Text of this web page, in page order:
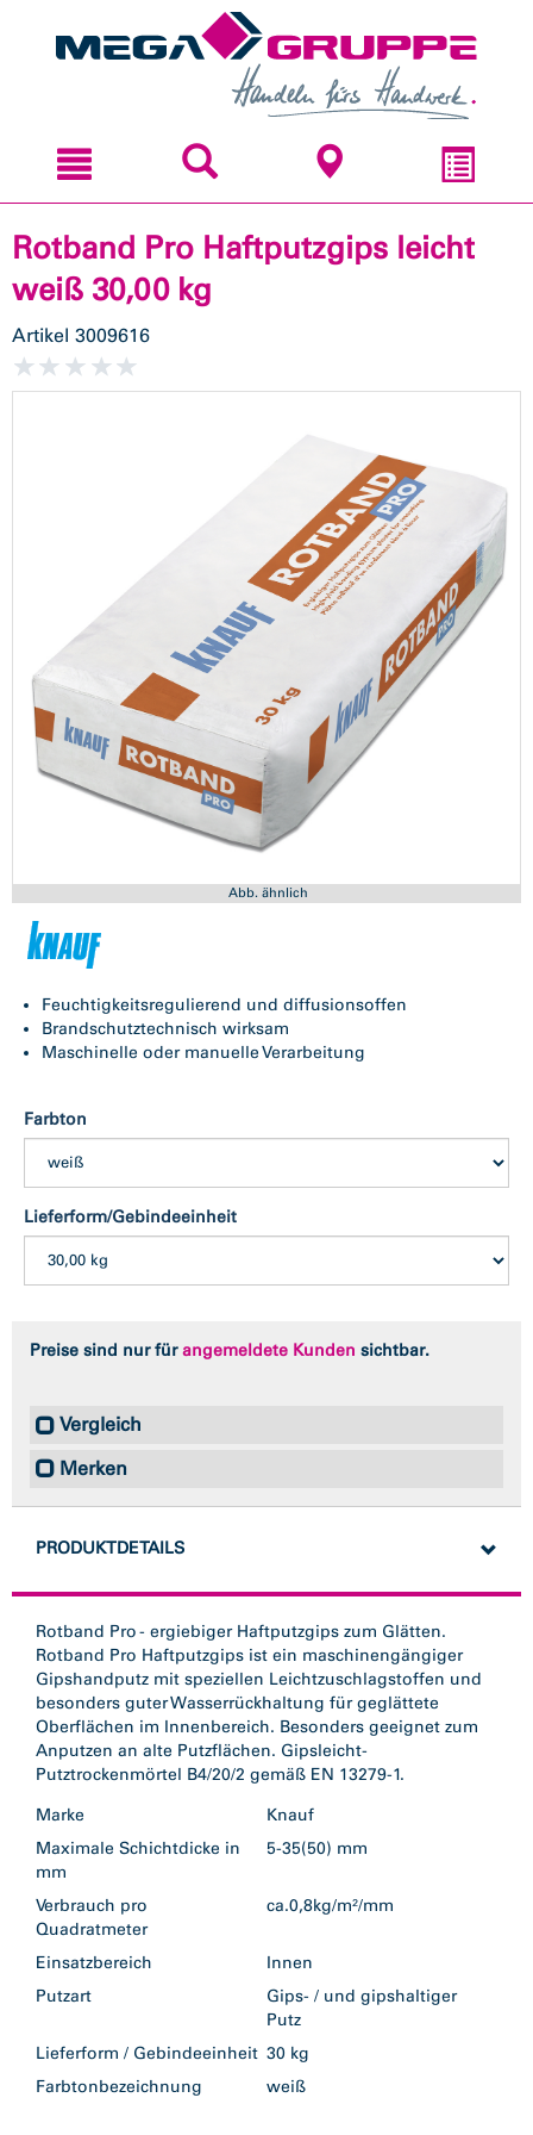
Rotband Pro Haftputzgips leicht
weiß 30,00 kg
Artikel 3009616
Abb. ähnlich
Feuchtigkeitsregulierend und diffusionsoffen
Brandschutztechnisch wirksam
Maschinelle oder manuelle Verarbeitung
Farbton
Lieferform/Gebindeeinheit
Preise sind nur fürangemeldete Kunden sichtbar.
Vergleich
Merken
PRODUKTDETAILS
Rotband Pro - ergiebiger Haftputzgips zum Glätten.
Rotband Pro Haftputzgips ist ein maschinengängiger
Gipshandputz mit speziellen Leichtzuschlagstoffen und
besonders guter Wasserrückhaltung für geglättete
Oberflächen im Innenbereich. Besonders geeignet zum
Anputzen an alte Putzflächen. Gipsleicht-
Putztrockenmörtel B4/20/2 gemäß EN 13279-1.
Marke
Knauf
Maximale Schichtdicke in
mm
5-35(50) mm
Verbrauch pro
Quadratmeter
ca.0,8kg/m²/mm
Einsatzbereich
Innen
Putzart
Gips- / und gipshaltiger
Putz
Lieferform / Gebindeeinheit 30 kg
Farbtonbezeichnung
weiß